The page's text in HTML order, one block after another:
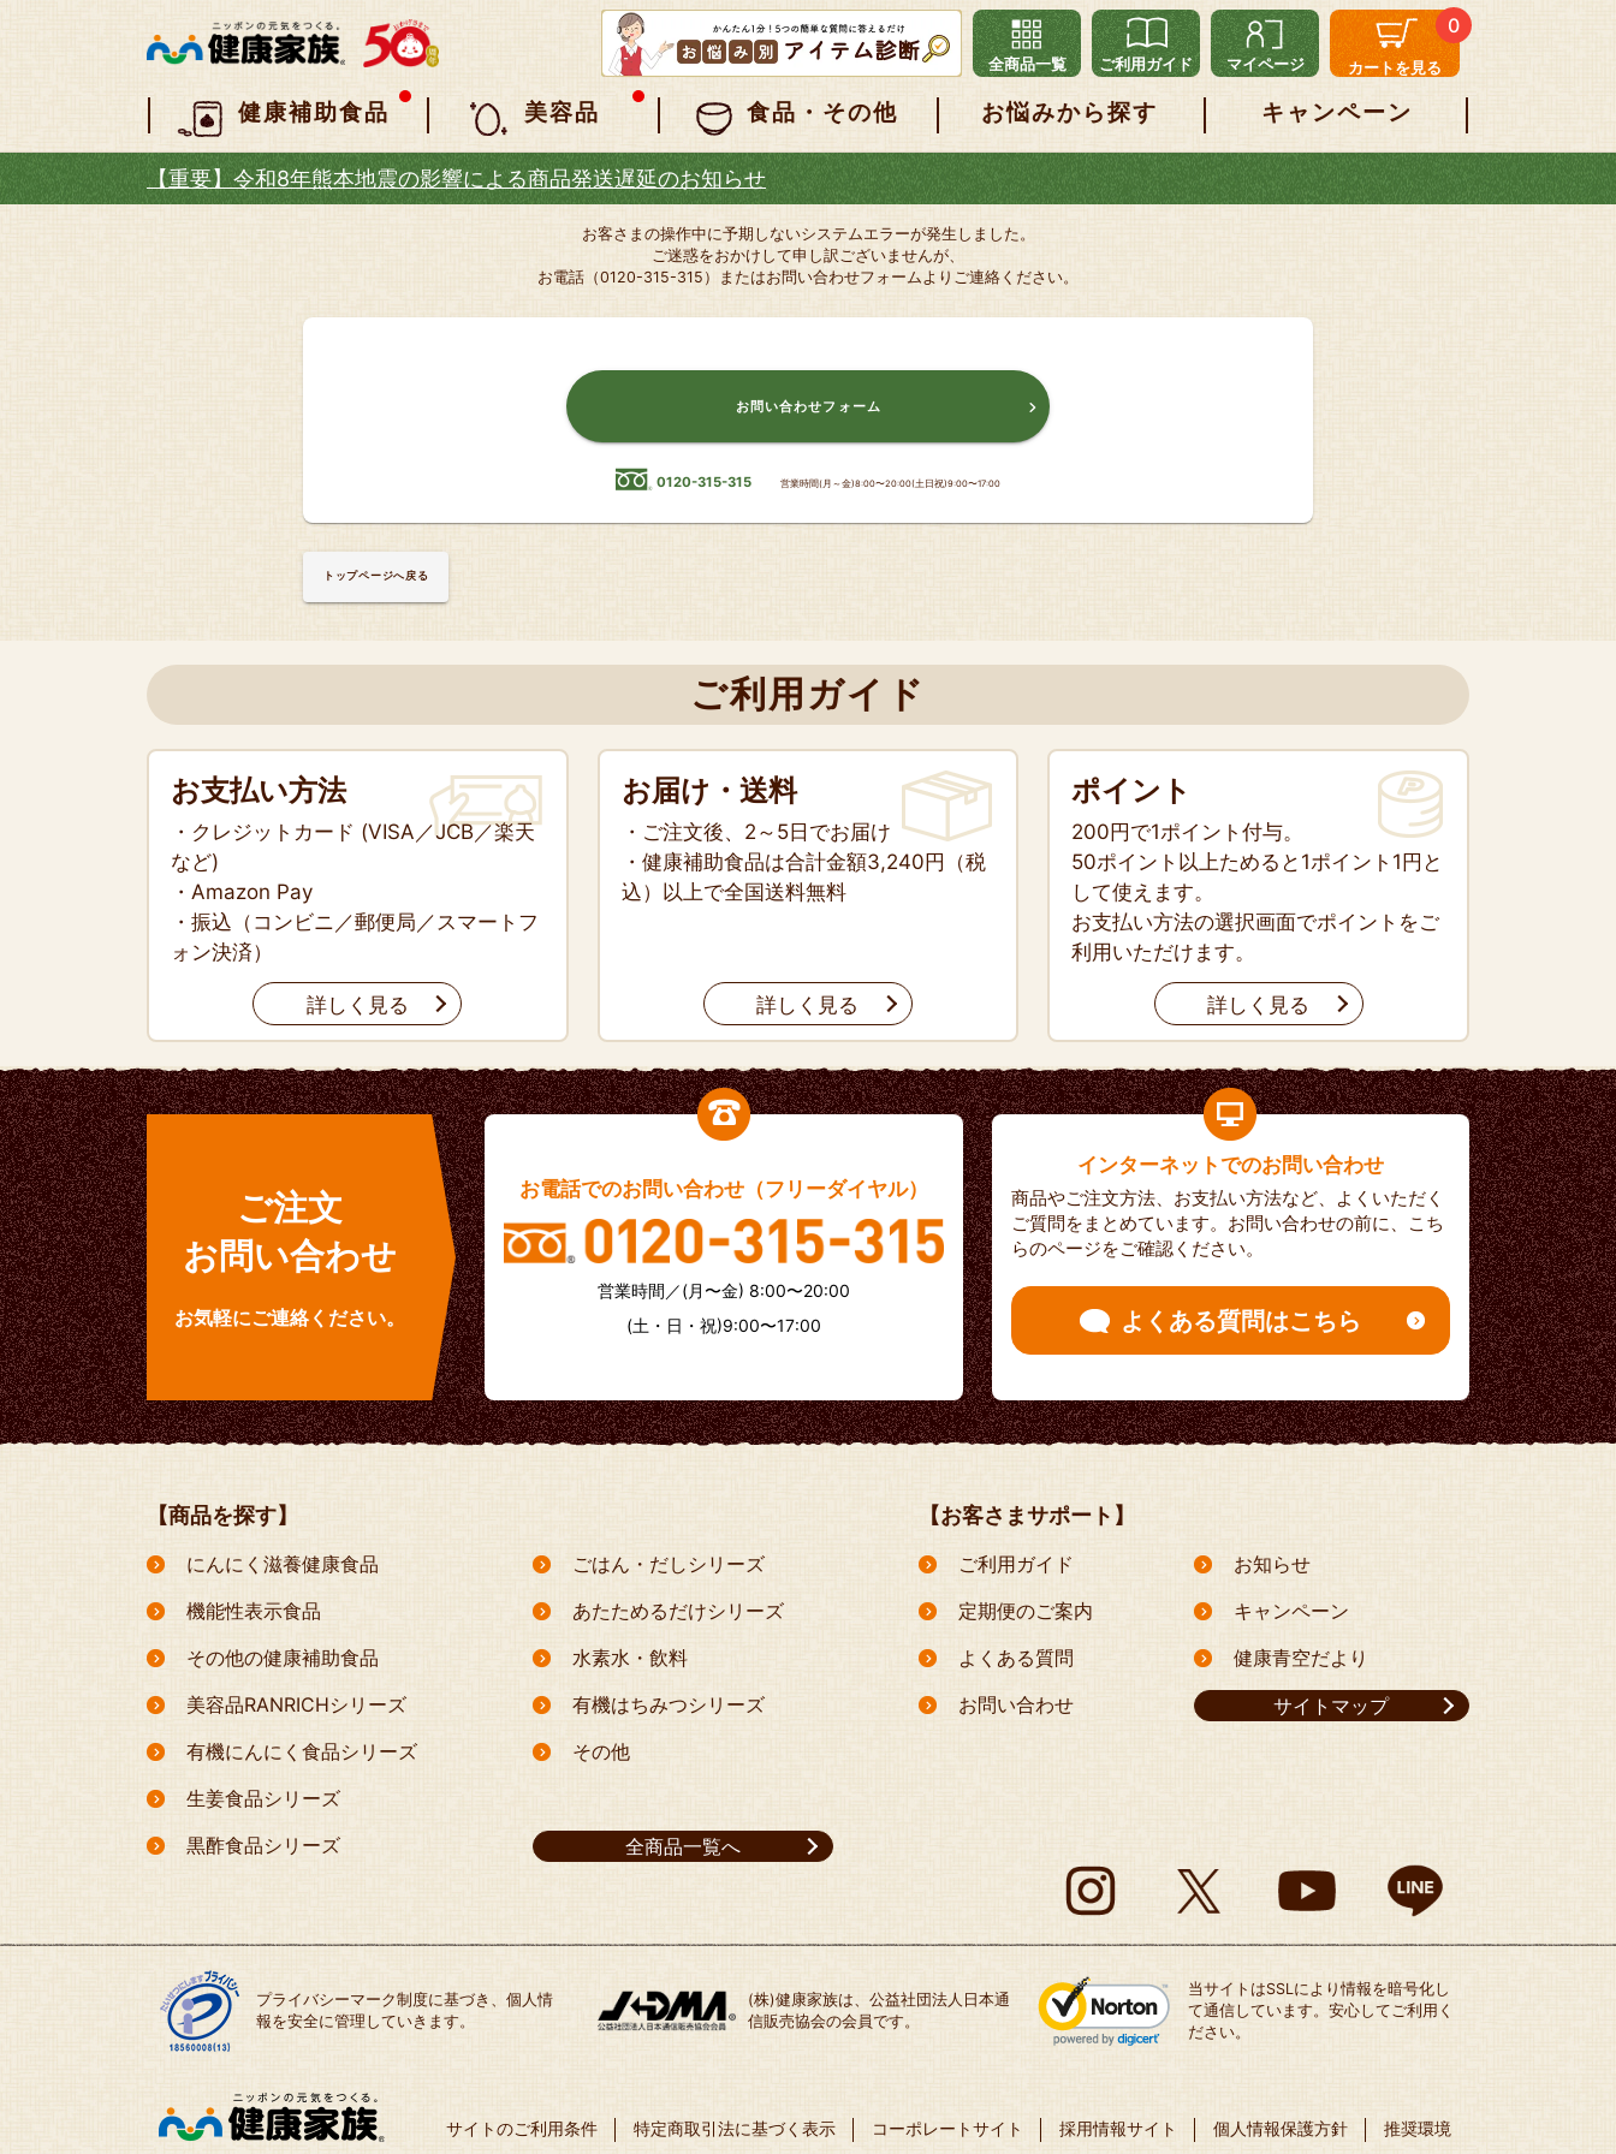
全商品一覧 ご利用ガイド マイページ カートを見る
0
健康補助食品 美容品 食品・その他 お悩みから探す キャンペーン
【重要】令和8年熊本地震の影響による商品発送遅延のお知らせ
お客さまの操作中に予期しないシステムエラーが発生しました。
ご迷惑をおかけして申し訳ございませんが、
お電話（0120-315-315）またはお問い合わせフォームよりご連絡ください。
お問い合わせフォーム
0120-315-315 営業時間(月～金)8:00〜20:00(土日祝)9:00〜17:00
トップページへ戻る
ご利用ガイド
お支払い方法
・クレジットカード (VISA／JCB／楽天
など)
・Amazon Pay
・振込（コンビニ／郵便局／スマートフ
ォン決済）
詳しく見る
お届け・送料
・ご注文後、2～5日でお届け
・健康補助食品は合計金額3,240円（税
込）以上で全国送料無料
詳しく見る
ポイント
200円で1ポイント付与。
50ポイント以上ためると1ポイント1円と
して使えます。
お支払い方法の選択画面でポイントをご
利用いただけます。
詳しく見る
ご注文
お問い合わせ
お気軽にご連絡ください。
お電話でのお問い合わせ（フリーダイヤル）
営業時間／(月〜金) 8:00〜20:00
(土・日・祝)9:00〜17:00
インターネットでのお問い合わせ
商品やご注文方法、お支払い方法など、よくいただく
ご質問をまとめています。お問い合わせの前に、こち
らのページをご確認ください。
よくある質問はこちら
【商品を探す】
にんにく滋養健康食品
ごはん・だしシリーズ
機能性表示食品
あたためるだけシリーズ
その他の健康補助食品
水素水・飲料
美容品RANRICHシリーズ
有機はちみつシリーズ
有機にんにく食品シリーズ
その他
生姜食品シリーズ
黒酢食品シリーズ
全商品一覧へ
【お客さまサポート】
ご利用ガイド
お知らせ
定期便のご案内
キャンペーン
よくある質問
健康青空だより
お問い合わせ
サイトマップ
プライバシーマーク制度に基づき、個人情
報を安全に管理していきます。
(株)健康家族は、公益社団法人日本通
信販売協会の会員です。
当サイトはSSLにより情報を暗号化し
て通信しています。安心してご利用く
ださい。
サイトのご利用条件 特定商取引法に基づく表示 コーポレートサイト 採用情報サイト 個人情報保護方針 推奨環境